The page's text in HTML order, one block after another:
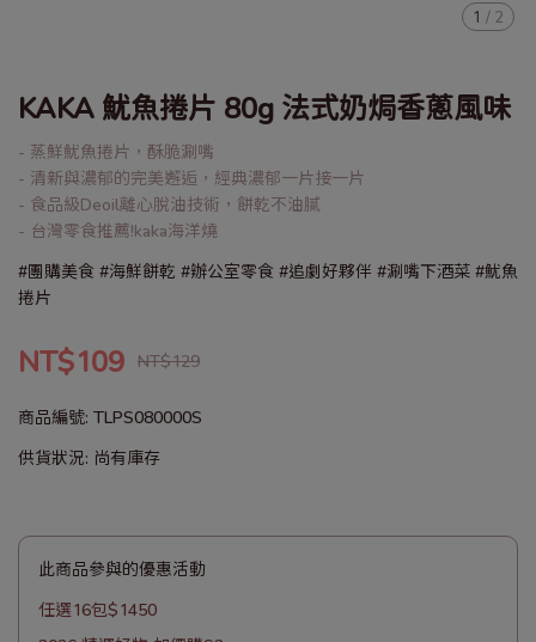
1 / 2
KAKA 魷魚捲片 80g 法式奶焗香蔥風味
- 蒸鮮魷魚捲片，酥脆涮嘴
- 清新與濃郁的完美邂逅，經典濃郁一片接一片
- 食品級Deoil離心脫油技術，餅乾不油膩
- 台灣零食推薦!kaka海洋燒
#團購美食 #海鮮餅乾 #辦公室零食 #追劇好夥伴 #涮嘴下酒菜 #魷魚
捲片
NT$109 NT$129
商品編號: TLPS080000S
供貨狀況: 尚有庫存
此商品參與的優惠活動
任選16包$1450